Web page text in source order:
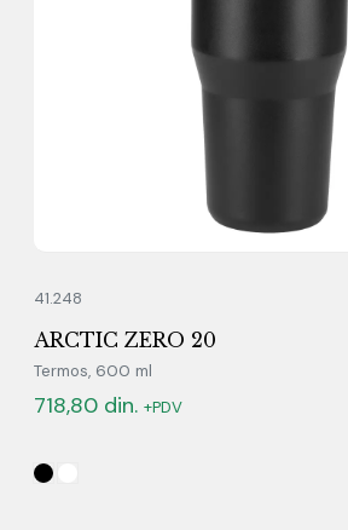
41.248
ARCTIC ZERO 20
Termos, 600 ml
718,80 din. +PDV